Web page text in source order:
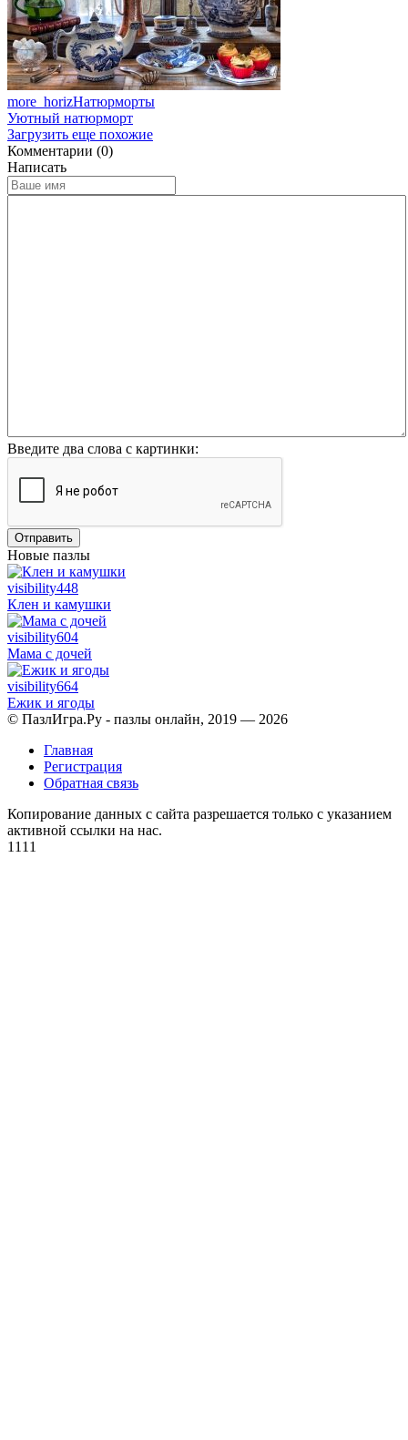
more_horizНатюрморты
Уютный натюрморт
Загрузить еще похожие
Комментарии (0)
Написать
Введите два слова с картинки:
Отправить
Новые пазлы
visibility448
Клен и камушки
visibility604
Мама с дочей
visibility664
Ежик и ягоды
© ПазлИгра.Ру - пазлы онлайн, 2019 — 2026
Главная
Регистрация
Обратная связь
Копирование данных с сайта разрешается только с указанием
активной ссылки на нас.
1111